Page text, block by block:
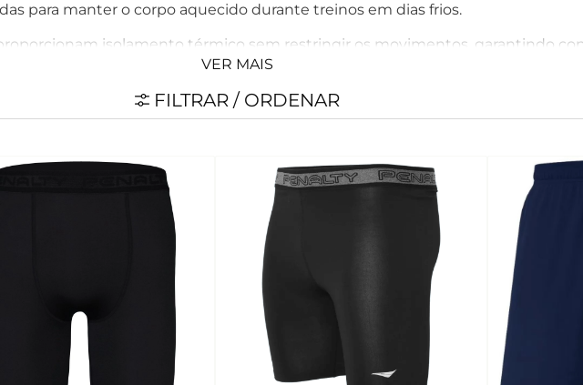
para manter o corpo aquecido durante treinos em dias frios.
isolamento térmico sem restringir os movimentos, garantindo
em climas amenos ou frios.
VER MAIS
FILTRAR / ORDENAR